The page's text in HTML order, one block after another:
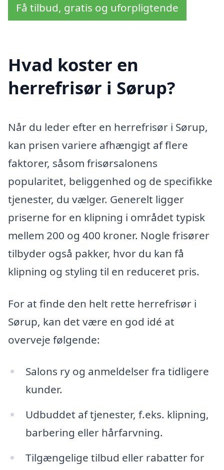
Få tilbud, gratis og uforpligtende
Hvad koster en
herrefrisør i Sørup?
Når du leder efter en herrefrisør i Sørup,
kan prisen variere afhængigt af flere
faktorer, såsom frisørsalonens
popularitet, beliggenhed og de specifikke
tjenester, du vælger. Generelt ligger
priserne for en klipning i området typisk
mellem 200 og 400 kroner. Nogle frisører
tilbyder også pakker, hvor du kan få
klipning og styling til en reduceret pris.
For at finde den helt rette herrefrisør i
Sørup, kan det være en god idé at
overveje følgende:
Salons ry og anmeldelser fra tidligere
kunder.
Udbuddet af tjenester, f.eks. klipning,
barbering eller hårfarvning.
Tilgængelige tilbud eller rabatter for